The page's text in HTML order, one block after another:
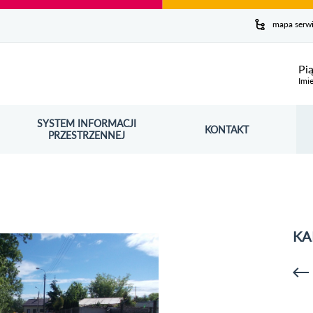
mapa
SYSTEM INFORMACJI
PRZESTRZENNEJ
OTWORZY SIĘ W NOWYM OKNIE KONTAKT